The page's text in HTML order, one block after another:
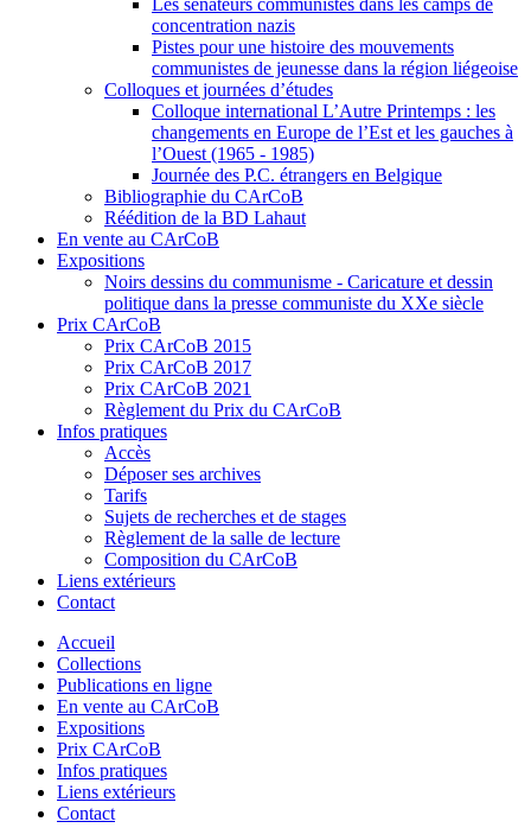
Les sénateurs communistes dans les camps de
concentration nazis
Pistes pour une histoire des mouvements
communistes de jeunesse dans la région liégeoise
Colloques et journées d’études
Colloque international L’Autre Printemps : les
changements en Europe de l’Est et les gauches à
l’Ouest (1965 - 1985)
Journée des P.C. étrangers en Belgique
Bibliographie du CArCoB
Réédition de la BD Lahaut
En vente au CArCoB
Expositions
Noirs dessins du communisme - Caricature et dessin
politique dans la presse communiste du XXe siècle
Prix CArCoB
Prix CArCoB 2015
Prix CArCoB 2017
Prix CArCoB 2021
Règlement du Prix du CArCoB
Infos pratiques
Accès
Déposer ses archives
Tarifs
Sujets de recherches et de stages
Règlement de la salle de lecture
Composition du CArCoB
Liens extérieurs
Contact
Accueil
Collections
Publications en ligne
En vente au CArCoB
Expositions
Prix CArCoB
Infos pratiques
Liens extérieurs
Contact